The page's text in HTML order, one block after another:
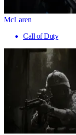
McLaren
Call of Duty